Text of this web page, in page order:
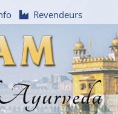
Revendeurs